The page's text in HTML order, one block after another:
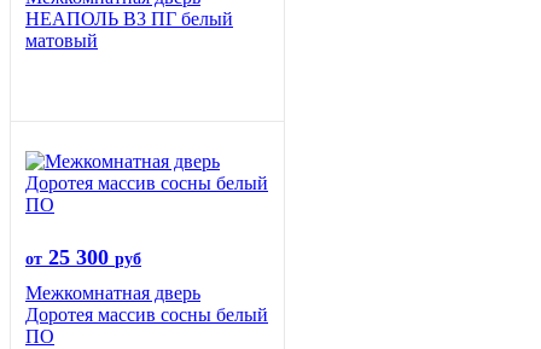
НЕАПОЛЬ В3 ПГ белый
матовый
от 25 300 руб
Межкомнатная дверь
Доротея массив сосны белый
ПО